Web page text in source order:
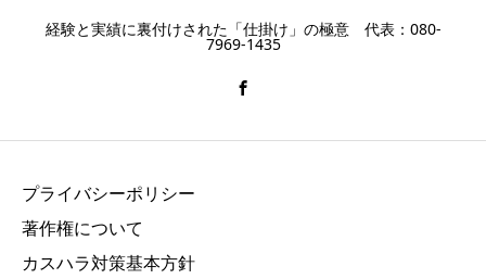
経験と実績に裏付けされた「仕掛け」の極意 代表：080-
7969-1435
プライバシーポリシー
著作権について
カスハラ対策基本方針